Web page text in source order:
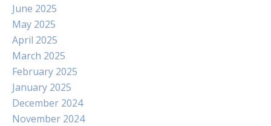
June 2025
May 2025
April 2025
March 2025
February 2025
January 2025
December 2024
November 2024